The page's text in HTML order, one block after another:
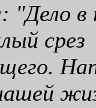
"Дело
срез